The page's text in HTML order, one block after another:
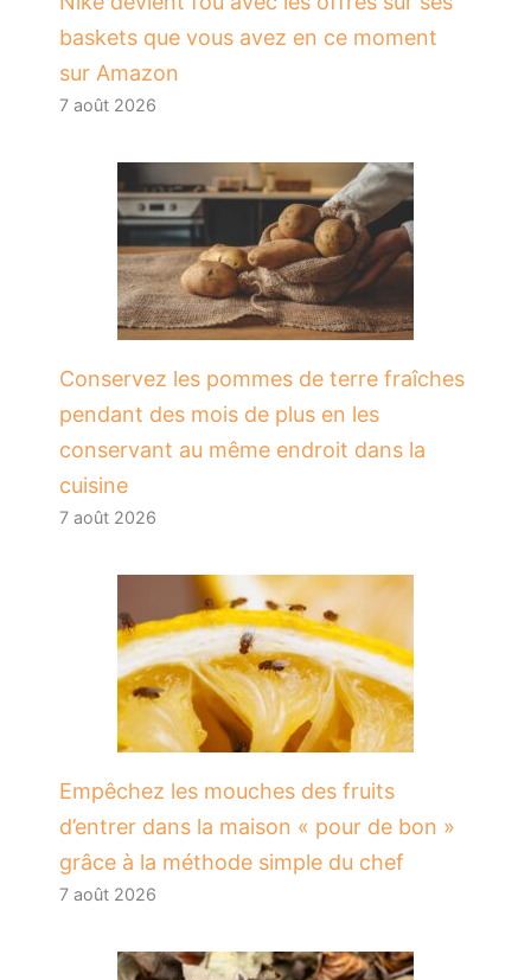
baskets que vous avez en ce moment
sur Amazon
7 août 2026
Conservez les pommes de terre fraîches
pendant des mois de plus en les
conservant au même endroit dans la
cuisine
7 août 2026
​Empêchez les mouches des fruits
d’entrer dans la maison « pour de bon »
grâce à la méthode simple du chef
7 août 2026